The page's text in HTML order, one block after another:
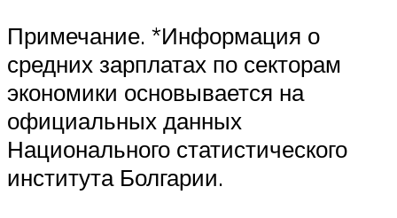
Примечание. *Информация о
средних зарплатах по секторам
экономики основывается на
официальных данных
Национального статистического
института Болгарии.